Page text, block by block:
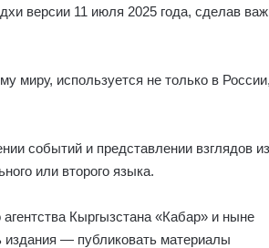
версии 11 июля 2025 года, сделав
миру, используется не только в
событий и представлении взглядов из
или второго языка.
Кыргызстана «Кабар» и ныне
издания — публиковать материалы